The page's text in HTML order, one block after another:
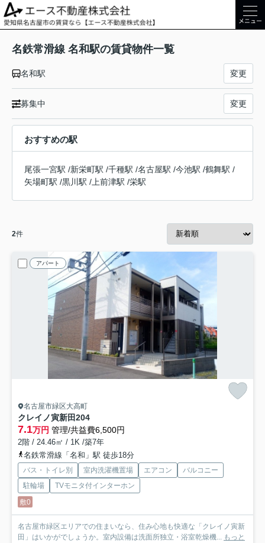
メニュー
名鉄常滑線 名和駅の賃貸物件一覧
名和駅 変更
募集中 変更
おすすめの駅
尾張一宮駅 /新栄町駅 /千種駅 /名古屋駅 /今池駅 /鶴舞駅 /
矢場町駅 /黒川駅 / 上前津駅 /栄駅
2件
アパート
名古屋市緑区大高町
クレイノ寅新田204
7.1万円 管理/共益費6,500円
2階 / 24.46㎡ / 1K /築7年
名鉄常滑線「名和」駅 徒歩18分
バス・トイレ別 室内洗濯機置場 エアコン
バルコニー
駐輪場
TVモニタ付インターホン
敷0
名古屋市緑区エリアでの住まいなら、住み心地も快適な「クレイノ寅新
田」はいかがでしょうか。室内設備は洗面所独立・浴室乾燥機... もっと